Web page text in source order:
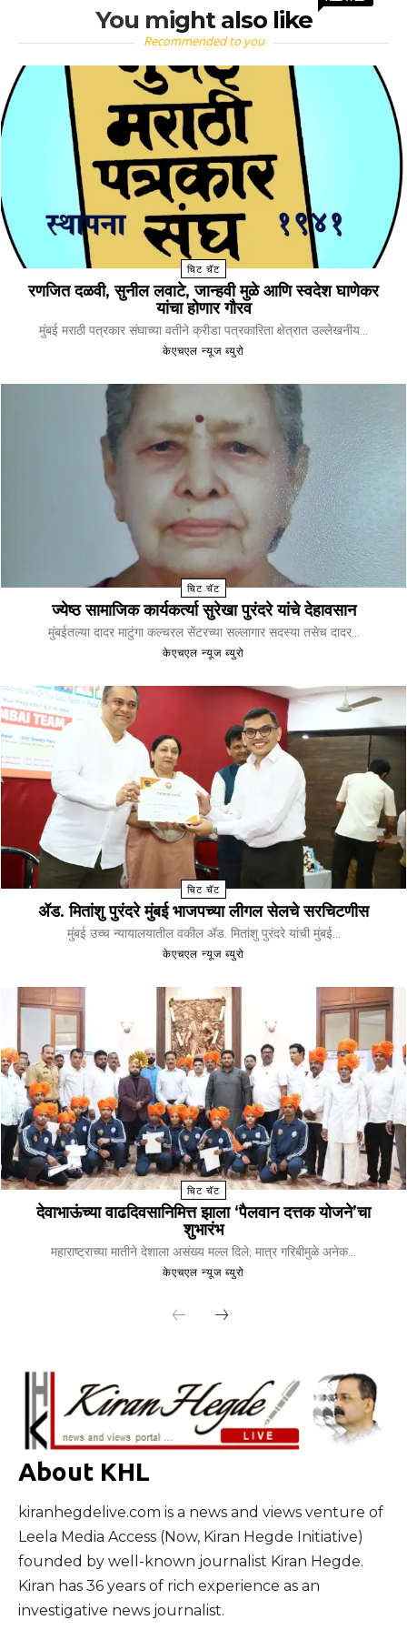
You might also like
Recommended to you
चिट चॅट
रणजित दळवी, सुनील लवाटे, जान्हवी मुळे आणि स्वदेश घाणेकर
यांचा होणार गौरव
मुंबई मराठी पत्रकार संघाच्या वतीने क्रीडा पत्रकारिता क्षेत्रात उल्लेखनीय...
केएचएल न्यूज ब्युरो
चिट चॅट
ज्येष्ठ सामाजिक कार्यकर्त्या सुरेखा पुरंदरे यांचे देहावसान
मुंबईतल्या दादर माटुंगा कल्चरल सेंटरच्या सल्लागार सदस्या तसेच दादर...
केएचएल न्यूज ब्युरो
चिट चॅट
ॲड. मितांशु पुरंदरे मुंबई भाजपच्या लीगल सेलचे सरचिटणीस
मुंबई उच्च न्यायालयातील वकील ॲड. मितांशु पुरंदरे यांची मुंबई...
केएचएल न्यूज ब्युरो
चिट चॅट
देवाभाऊंच्या वाढदिवसानिमित्त झाला ‘पैलवान दत्तक योजने’चा
शुभारंभ
महाराष्ट्राच्या मातीने देशाला असंख्य मल्ल दिले; मात्र गरिबीमुळे अनेक...
केएचएल न्यूज ब्युरो
About KHL
kiranhegdelive.com is a news and views venture of
Leela Media Access (Now, Kiran Hegde Initiative)
founded by well-known journalist Kiran Hegde.
Kiran has 36 years of rich experience as an
investigative news journalist.